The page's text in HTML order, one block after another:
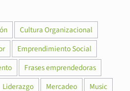
Cultura Organizacional
Emprendimiento Social
Frases emprendedoras
Liderazgo Mercadeo
Music